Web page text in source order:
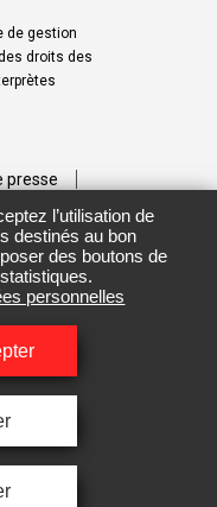
de gestion
droits des
presse
Créditsl’utilisation de
destinés au bon
des boutons de
personnelles